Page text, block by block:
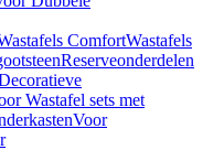
ComfortWastafels
Reserveonderdelen
Wastafel sets met
Voor